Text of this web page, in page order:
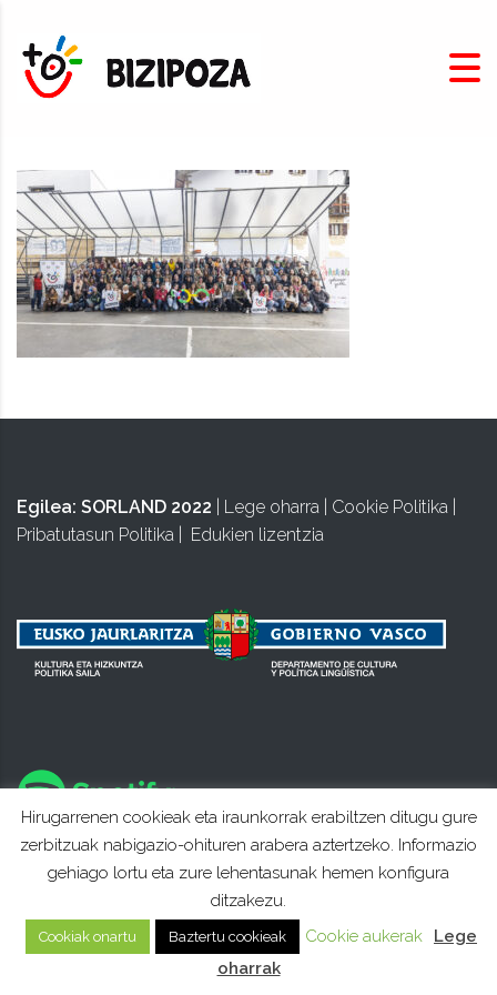
Egilea: SORLAND 2022 Lege oharra Cookie Politika
Pribatutasun Politika
Edukien lizentzia
Hirugarrenen cookieak eta iraunkorrak erabiltzen ditugu gure
zerbitzuak nabigazio-ohituren arabera aztertzeko. Informazio
gehiago lortu eta zure lehentasunak hemen konfigura
ditzakezu.
Cookiak onartu Baztertu cookieak Cookie aukerak
Lege
oharrak